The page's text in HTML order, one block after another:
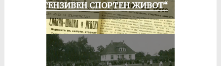
ИНТЕНЗИВЕН СПОРТЕН ЖИВОТ“